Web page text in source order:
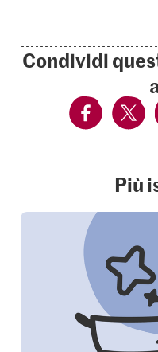
Condividi
Più